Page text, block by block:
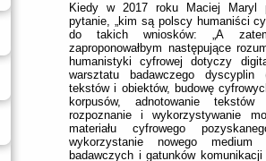
Kiedy w 2017 roku Maciej Maryl
pytanie, „kim są polscy humaniści
do takich wniosków: „A
zaproponowałbym następujące
humanistyki cyfrowej dotyczy
warsztatu badawczego
tekstów i obiektów, budowę
korpusów, adnotowanie
rozpoznanie i wykorzystywanie
materiału cyfrowego
wykorzystanie nowego
badawczych i gatunków